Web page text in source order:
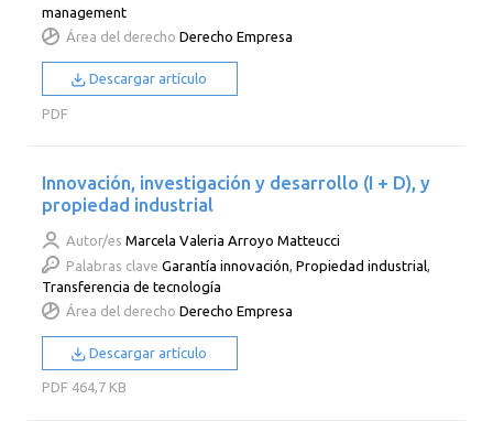
management
Área del derecho Derecho Empresa
Descargar artículo
PDF
Innovación, investigación y desarrollo (I + D), y
propiedad industrial
Autor/es Marcela Valeria Arroyo Matteucci
Palabras clave Garantía innovación ,Propiedad industrial
Transferencia de tecnología
Área del derecho Derecho Empresa
Descargar artículo
PDF 464,7 KB